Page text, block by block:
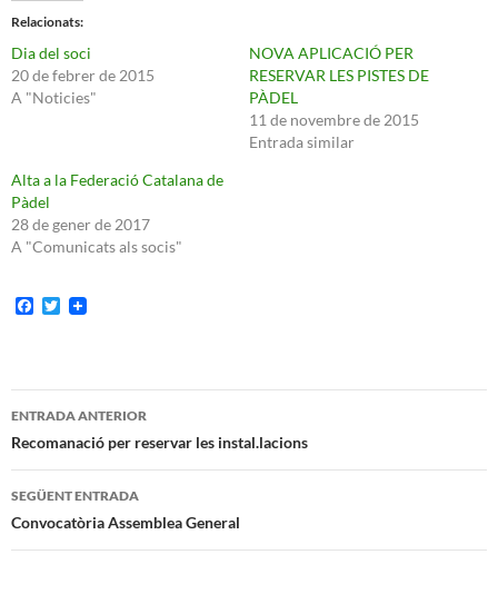
Relacionats
Dia del soci
20 de febrer de 2015
A "Noticies"
NOVA APLICACIÓ PER
RESERVAR LES PISTES DE
PÀDEL
11 de novembre de 2015
Entrada similar
Alta a la Federació Catalana de
Pàdel
28 de gener de 2017
A "Comunicats als socis"
F
o
o
T
e
r
Navegació
per
les
entrades
ENTRADA ANTERIOR
Recomanació per reservar les instal.lacions
SEGÜENT ENTRADA
Convocatòria Assemblea General